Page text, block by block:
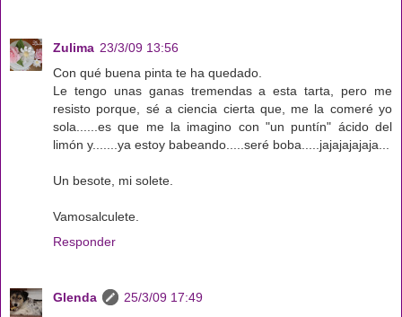
Zulima 23/3/09 13:56
Con qué buena pinta te ha quedado.
Le tengo unas ganas tremendas a esta tarta, pero me
resisto porque, sé a ciencia cierta que, me la comeré yo
sola......es que me la imagino con "un puntín" ácido del
limón y.......ya estoy babeando.....seré boba.....jajajajajaja...
Un besote, mi solete.
Vamosalculete.
Responder
Glenda
25/3/09 17:49